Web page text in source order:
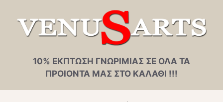
10% ΕΚΠΤΩΣΗ ΓΝΩΡΙΜΙΑΣ ΣΕ ΟΛΑ ΤΑ
ΠΡΟΙΟΝΤΑ ΜΑΣ ΣΤΟ ΚΑΛΑΘΙ !!!